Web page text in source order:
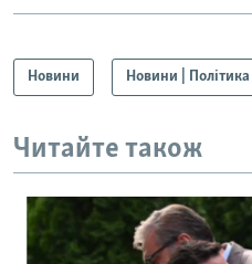
Новини Новини | Політика
Читайте також